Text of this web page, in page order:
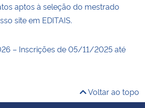
aptos à seleção do mestrado
site em EDITAIS.
– Inscrições de 05/11/2025 até
Voltar ao topo